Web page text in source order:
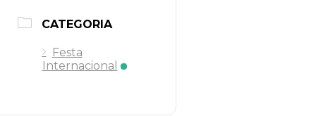
CATEGORIA
Festa
Internacional